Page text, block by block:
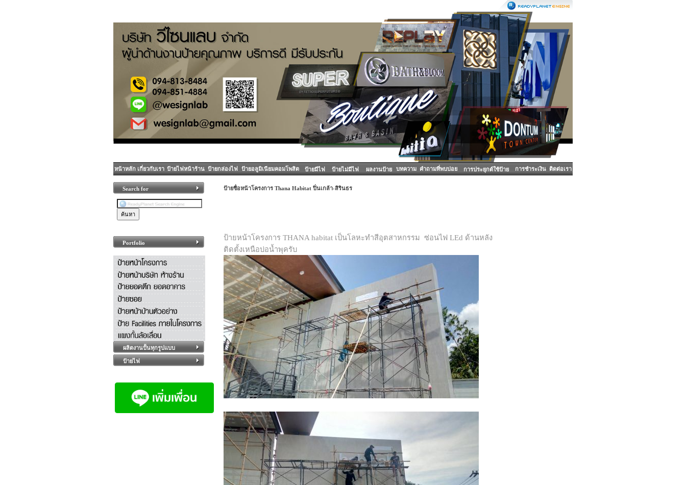
หน้าหลัก เกี่ยวกับเรา ป้ายไฟหน้าร้าน ป้ายกล่องไฟ ป้ายอลูมิเนียมคอมโพสิต ป้ายมีไฟ ป้ายไม่มีไฟ ผลงานป้าย บทความ คำถามที่พบบ่อย การประยุกต์ใช้ป้าย การชำระเงิน ติดต่อเรา
Search for
Portfolio
ผลิตงานปั้นทุกรูปแบบ
ป้ายไฟ
ป้ายชื่อหน้าโครงการ Thana Habitat ปิ่นเกล้า-สิรินธร
ป้ายหน้าโครงการ THANA habitat เป็นโลหะทำสีอุตสาหกรรม ซ่อนไฟ LEd ด้านหลัง
ติดตั้งเหนือบ่อน้ำพุครับ